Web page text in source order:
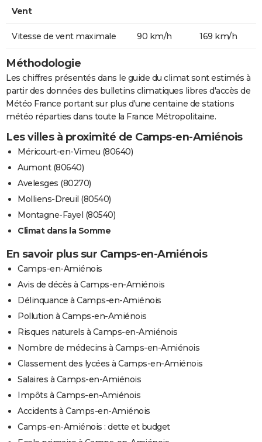
Vent
Vitesse de vent maximale 90 km/h 169 km/h
Méthodologie
Les chiffres présentés dans le guide du climat sont estimés à
partir des données des bulletins climatiques libres d'accès de
Météo France portant sur plus d'une centaine de stations
météo réparties dans toute la France Métropolitaine.
Les villes à proximité de Camps-en-Amiénois
Méricourt-en-Vimeu (80640)
Aumont (80640)
Avelesges (80270)
Molliens-Dreuil (80540)
Montagne-Fayel (80540)
Climat dans la Somme
En savoir plus sur Camps-en-Amiénois
Camps-en-Amiénois
Avis de décès à Camps-en-Amiénois
Délinquance à Camps-en-Amiénois
Pollution à Camps-en-Amiénois
Risques naturels à Camps-en-Amiénois
Nombre de médecins à Camps-en-Amiénois
Classement des lycées à Camps-en-Amiénois
Salaires à Camps-en-Amiénois
Impôts à Camps-en-Amiénois
Accidents à Camps-en-Amiénois
Camps-en-Amiénois : dette et budget